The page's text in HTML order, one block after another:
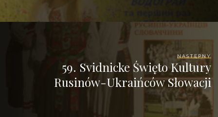
NASTĘPNY
59. Svidnicke Święto Kultury
Rusinów-Ukraińców Słowacji